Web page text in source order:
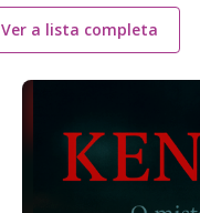
Ver a lista completa